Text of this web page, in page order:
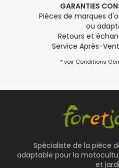
GARANTIES
Pièces de marques
ou
Retours et
Service Après-
* voir Conditions
Spécialiste de la pièce
adaptable pour la
et